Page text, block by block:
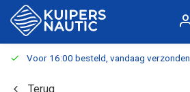
Voor 16:00 besteld, vandaag verzonden
Terug